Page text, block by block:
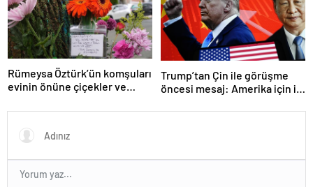
Rümeysa Öztürk’ün komşuları
evinin önüne çiçekler ve
Trump’tan Çin ile görüşme
öncesi mesaj: Amerika için iyi